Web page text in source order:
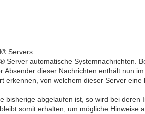
Servers
automatische Systemnachrichten.
dieser Nachrichten enthält nun
von welchem dieser Server eine
bisherige abgelaufen ist, so wird bei
somit erhalten, um mögliche